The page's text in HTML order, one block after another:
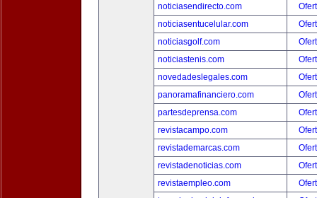
noticiasendirecto.com
noticiasentucelular.com
noticiasgolf.com
noticiastenis.com
novedadeslegales.com
panoramafinanciero.com
partesdeprensa.com
revistacampo.com
revistademarcas.com
revistadenoticias.com
revistaempleo.com